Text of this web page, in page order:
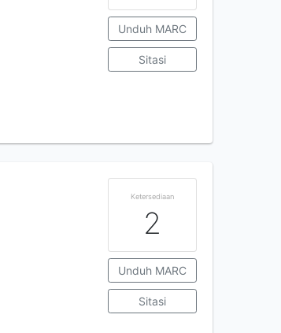
Unduh MARC
Sitasi
Ketersediaan
2
Unduh MARC
Sitasi